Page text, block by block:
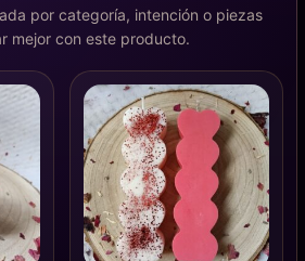
por categoría, intención o piezas
mejor con este producto.